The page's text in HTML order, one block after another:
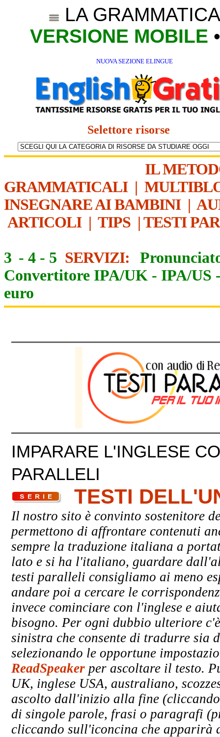
LA
VERSIONE MOBILE
NUOVA SEZIONE ELINGUE
Selettore risorse
IL
GRAMMATICALI|
INSEGNARE AI BAMBINI|
ARTICOLI| TIPS | TESTI
3 - 4 - 5 SERVIZI:
Convertitore IPA/UK - IPA/US
euro
IMPARARE L'INGLESE
PARALLELI
TESTI
Il nostro sito è convinto sostenitore
permettono di affrontare contenuti
sempre la traduzione italiana a
lato e si ha l'italiano, guardare
testi paralleli consigliamo ai meno
andare poi a cercare le
invece cominciare con l'inglese e
bisogno. Per ogni dubbio ulteriore
sinistra che consente di tradurre
selezionando le opportune
ReadSpeaker per ascoltare il testo.
UK, inglese USA, australiano,
ascolto dall'inizio alla fine
di singole parole, frasi o paragrafi
cliccando sull'iconcina che apparirà